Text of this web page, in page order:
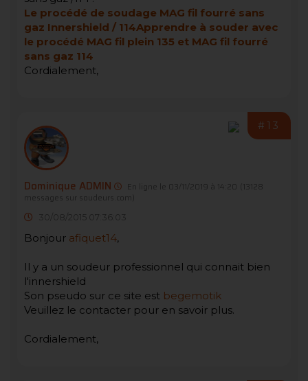
Le procédé de soudage MAG fil fourré sans
gaz Innershield / 114Apprendre à souder avec
le procédé MAG fil plein 135 et MAG fil fourré
sans gaz 114
Cordialement,
#13
Dominique ADMIN En ligne le 03/11/2019 à 14:20
(13128
messages sur soudeurs.com)
30/08/2015 07:36:03
Bonjour afiquet14,
Il y a un soudeur professionnel qui connait bien
l'innershield
Son pseudo sur ce site est begemotik
Veuillez le contacter pour en savoir plus.
Cordialement,